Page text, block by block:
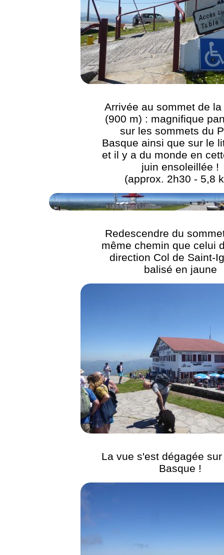
Arrivée au sommet de la
(900 m) : magnifique
sur les sommets du
Basque ainsi que sur le
et il y a du monde en
juin ensoleillée !
(approx. 2h30 - 5,8
Redescendre du
même chemin que celui
direction Col de Saint-
balisé en jaune
La vue s'est dégagée
Basque !